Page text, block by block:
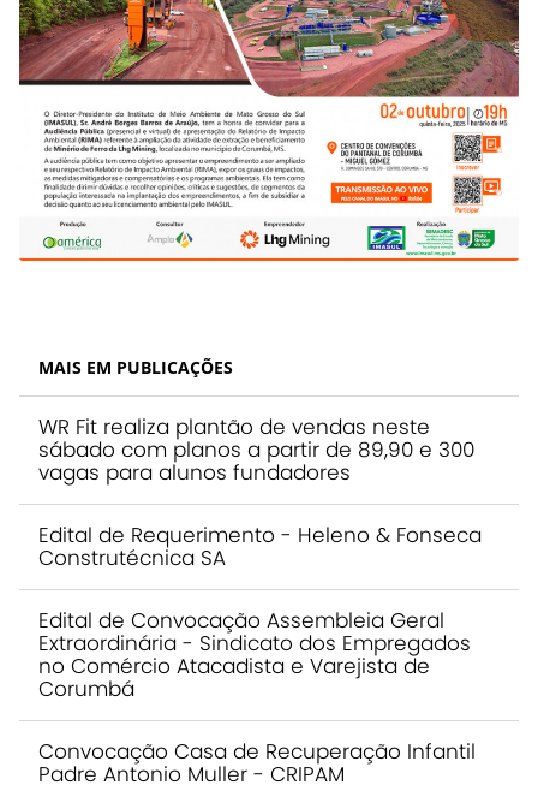
MAIS EM PUBLICAÇÕES
WR Fit realiza plantão de vendas neste
sábado com planos a partir de 89,90 e 300
vagas para alunos fundadores
Edital de Requerimento - Heleno & Fonseca
Construtécnica SA
Edital de Convocação Assembleia Geral
Extraordinária - Sindicato dos Empregados
no Comércio Atacadista e Varejista de
Corumbá
Convocação Casa de Recuperação Infantil
Padre Antonio Muller - CRIPAM